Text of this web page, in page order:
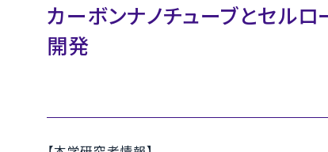
カーボンナノチューブとセル
開発